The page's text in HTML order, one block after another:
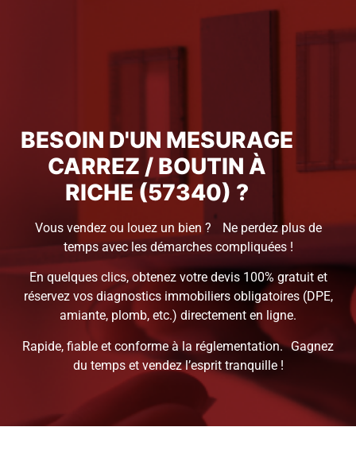
BESOIN D'UN MESURAGE
CARREZ / BOUTIN À
RICHE (57340) ?
Vous vendez ou louez un bien ? Ne perdez plus de
temps avec les démarches compliquées !
En quelques clics, obtenez votre devis 100% gratuit et
réservez vos diagnostics immobiliers obligatoires (DPE,
amiante, plomb, etc.) directement en ligne.
Rapide, fiable et conforme à la réglementation. Gagnez
du temps et vendez l’esprit tranquille !